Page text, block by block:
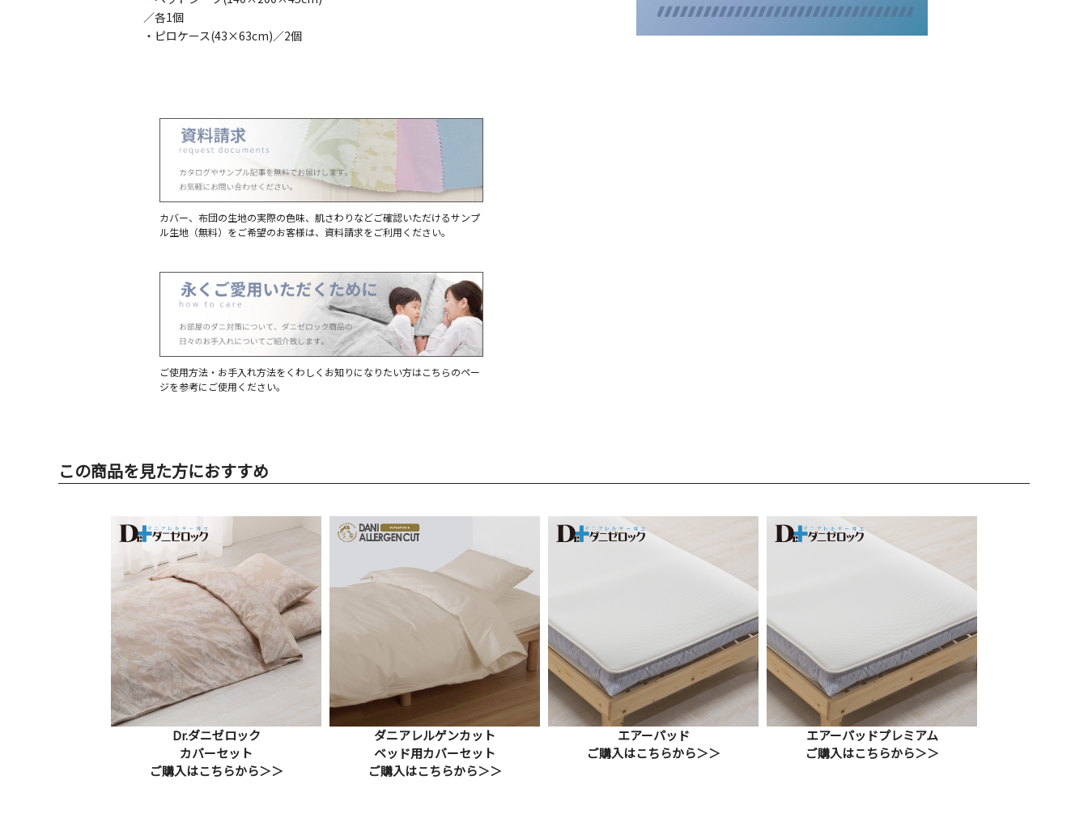
／各1個
・ピロケース(43×63cm)／2個
カバー、布団の生地の実際の色味、肌さわりなどご確認いただけるサンプ
ル生地（無料）をご希望のお客様は、資料請求をご利用ください。
ご使用方法・お手入れ方法をくわしくお知りになりたい方はこちらのペー
ジを参考にご使用ください。
この商品を見た方におすすめ
Dr.ダニゼロック
カバーセット
ご購入はこちらから＞＞
ダニアレルゲンカット
ベッド用カバーセット
ご購入はこちらから＞＞
エアーパッド
ご購入はこちらから＞＞
エアーパッドプレミアム
ご購入はこちらから＞＞